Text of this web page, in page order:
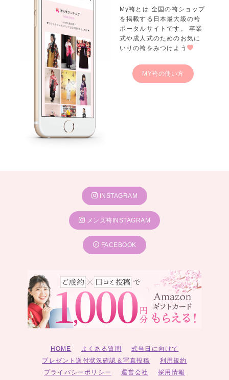
My袴とは 全国の袴ショップ
を掲載する日本最大級の袴
ポータルサイトです。 卒業
式や成人式のためのお気に
いりの袴をみつけよう
MY袴の使い方
INSTAGRAM
メンズ袴INSTAGRAM
FACEBOOK
HOME よくある質問
式当日に向けて
プレゼント送付状況確認＆写真投稿
利用規約
プライバシーポリシー
運営会社 採用情報